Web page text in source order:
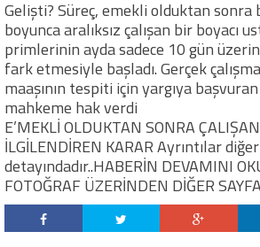
Gelişti? Süreç, emekli olduktan sonra
boyunca aralıksız çalışan bir boyacı
primlerinin ayda sadece 10 gün
fark etmesiyle başladı. Gerçek
maaşının tespiti için yargıya
mahkeme hak verdi
E’MEKLİ OLDUKTAN SONRA
İLGİLENDİREN KARAR Ayrıntılar
detayındadır..HABERİN DEVAMINI
FOTOĞRAF ÜZERİNDEN DİĞER